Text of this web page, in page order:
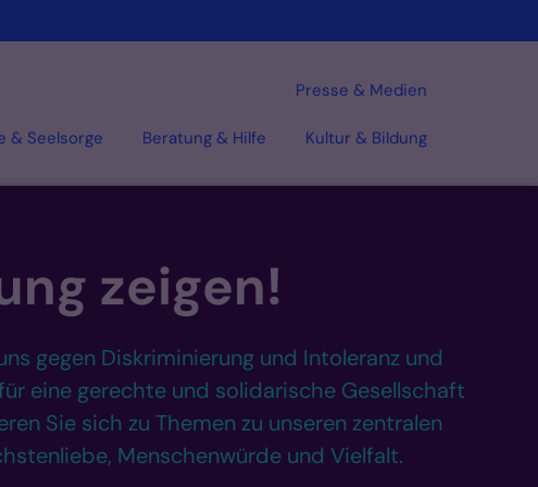
& Seelsorge Beratung & Hilfe Kultur & Bildung
Presse & Medien
zeigen!
gegen Diskriminierung und Intoleranz und
eine gerechte und solidarische Gesellschaft
Sie sich zu Themen zu unseren zentralen
Menschenwürde und Vielfalt.